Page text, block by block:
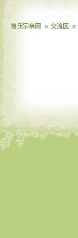
曾氏宗亲网 交流区